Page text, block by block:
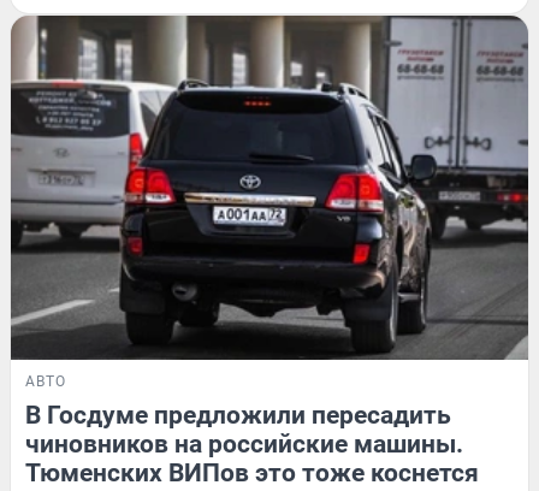
АВТО
В Госдуме предложили пересадить
чиновников на российские машины.
Тюменских ВИПов это тоже коснется